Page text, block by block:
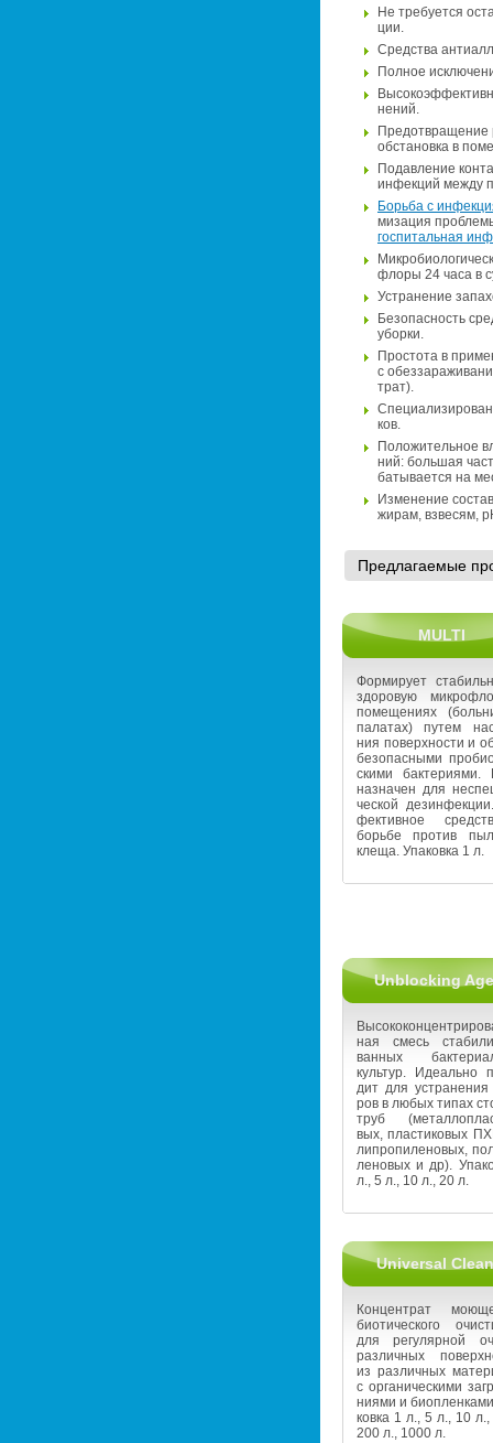
Не тре­бу­ет­ся
ции.
Сред­ства
Пол­ное
не­ний.
Предот­вра­ще­ние
об­ста­нов­ка в
По­дав­ле­ние
ин­фек­ций между
Борь­ба с
ми­за­ция
гос­пи­таль­ная
флоры 24 часа в
Устра­не­ние
Без­опас­ность
убор­ки.
Про­сто­та в
с
трат).
ков.
По­ло­жи­тель­ное
ний: боль­шая
ба­ты­ва­ет­ся на
Из­ме­не­ние
жирам, взве­сям,
Пред­ла­га­е­мые
MULTI
Фор­ми­ру­ет
здо­ро­вую
по­ме­ще­ни­ях
па­ла­тах) путем
ния по­верх­но­сти и
без­опас­ны­ми
ски­ми
на­зна­чен для
че­ской
фек­тив­ное
борь­бе про­тив
клеща. Упа­ков­ка 1 л.
Unblocking
ная смесь
ван­ных
куль­тур. Иде­аль­но
дит для
ров в любых типах
труб
вых, пла­сти­ко­вых
ли­про­пи­ле­но­вых,
ле­но­вых и др).
л., 5 л., 10 л., 20 л.
Universal
Кон­цен­трат
био­ти­че­ско­го
для ре­гу­ляр­ной
раз­лич­ных
из раз­лич­ных
с ор­га­ни­че­ски­ми
ни­я­ми и
ков­ка 1 л., 5 л., 10
200 л., 1000 л.